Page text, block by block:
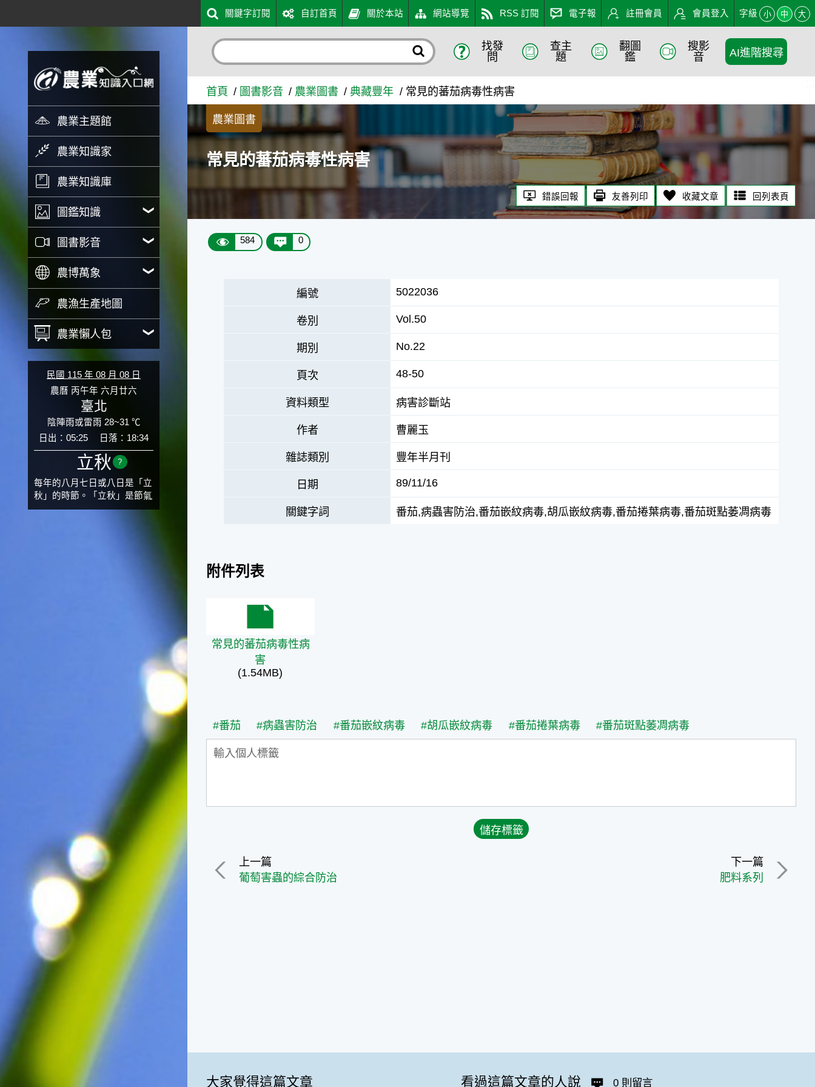
常見的蕃茄病毒性病害 - 農業知識入口網
農業主題館
農業知識家
農業知識庫
圖鑑知識
圖書影音
農博萬象
農漁生產地圖
農業懶人包
民國 115 年 08 月 08 日
農曆 丙午年 六月廿六
臺北
陰陣雨或雷雨 28~31 ℃
日出：05:25
日落：18:34
立秋 ?
每年的八月七日或八日是「立
秋」的時節。「立秋」是節氣
邁入秋涼的先聲，表示酷熱難
否則再晚的話，就會影響稻作
的生長。因為二期稻作最怕的
好，所以選對時機插秧播種是
很重要的。◎節氣小漁夫在這
仍然偏高，所以此時的漁獲還
是多屬於暖水魚，例如東部的
海域可以捕獲到鮮美的立翅旗
魚，在高雄外海有小串、烏
賊，澎湖附近則有鰆、蝦可以
捕獲。◎節氣小園丁這個節氣
是龍眼的盛產期，「龍眼」是
一般家庭在喜慶時常選用的水
果。在民間，人們相信吃了龍
眼肉，子孫會做大官，而且龍
眼又稱為「福圓」，所以有句
俗諺是這麼說的：「食福圓生
子生孫中狀元」，可見龍眼在
民間流傳的說法中是種有「福
氣」的水果喔！◎節氣生活在
這個節氣裡，最重要的節日就
是八月八日的父親節了。或許
因為父親節不一定逢到星期日
的關係，父親節在感覺上似乎
沒有母親節來得熱絡。不過，
父親為家庭付出的辛苦與努力
可不亞於母親喔！小朋友應該
趁著一年一度的父親節，對爸
◎節氣俗諺1.「雷打秋，年冬
關鍵字訂閱 自訂首頁 關於本站 網站導覽 RSS 訂閱 電子報 註冊會員 會員登入 字級 小 中 大
找發
問
查主
題
翻圖
鑑
搜影
音
AI進階搜尋
首頁 圖書影音 農業圖書 典藏豐年 常見的蕃茄病毒性病害
農業圖書
常見的蕃茄病毒性病害
錯誤回報 友善列印 收藏文章 回列表頁
584 0
編號 5022036
卷別 Vol.50
期別 No.22
頁次 48-50
資料類型 病害診斷站
作者 曹麗玉
雜誌類別 豐年半月刊
日期 89/11/16
關鍵字詞 番茄,病蟲害防治,番茄嵌紋病毒,胡瓜嵌紋病毒,番茄捲葉病毒,番茄斑點萎凋病毒
附件列表
常見的蕃茄病毒性病害
常見的蕃茄病毒性病
害
(1.54MB)
#番茄 #病蟲害防治 #番茄嵌紋病毒 #胡瓜嵌紋病毒 #番茄捲葉病毒 #番茄斑點萎凋病毒
上一篇
葡萄害蟲的綜合防治
下一篇
肥料系列
大家覺得這篇文章 看過這篇文章的人說 0 則留言